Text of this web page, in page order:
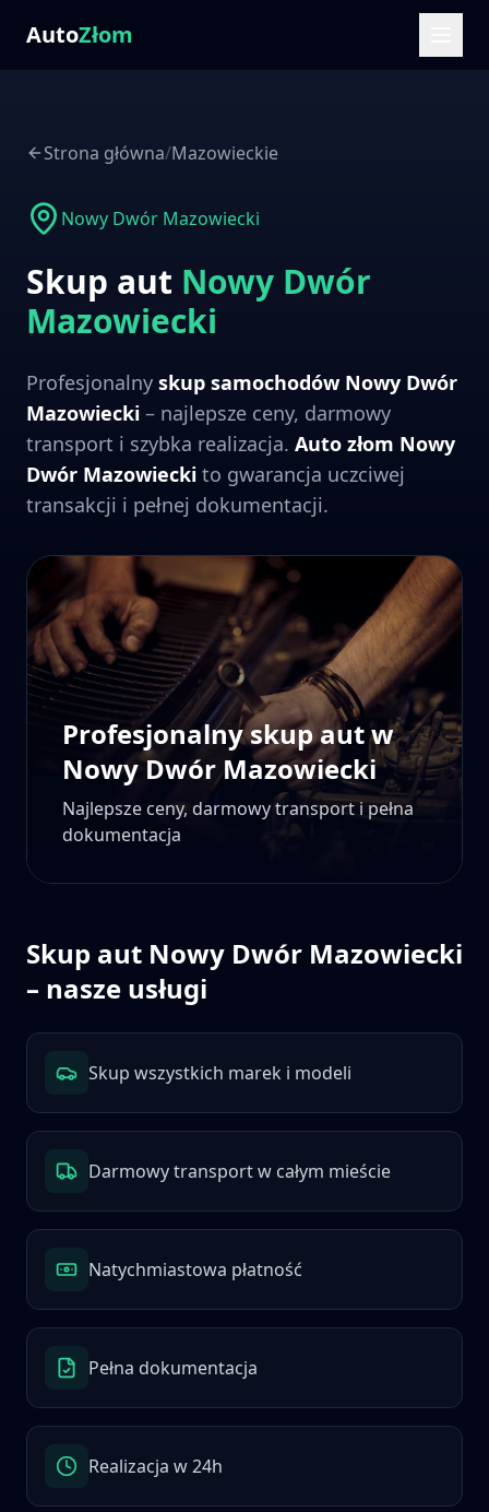
AutoZłom
Strona główna/Mazowieckie
Nowy Dwór Mazowiecki
Skup aut Nowy Dwór
Mazowiecki
Profesjonalny skup samochodów Nowy Dwór
Mazowiecki – najlepsze ceny, darmowy
transport i szybka realizacja. Auto złom Nowy
Dwór Mazowiecki to gwarancja uczciwej
transakcji i pełnej dokumentacji.
Profesjonalny skup aut w
Nowy Dwór Mazowiecki
Najlepsze ceny, darmowy transport i pełna
dokumentacja
Skup aut Nowy Dwór Mazowiecki
– nasze usługi
Skup wszystkich marek i modeli
Darmowy transport w całym mieście
Natychmiastowa płatność
Pełna dokumentacja
Realizacja w 24h